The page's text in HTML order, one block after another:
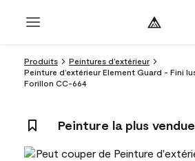
Produits
Peintures d’extérieur
Peinture d’extérieur Element Guard - Fini
Forillon CC-664
Peinture la plus vendue